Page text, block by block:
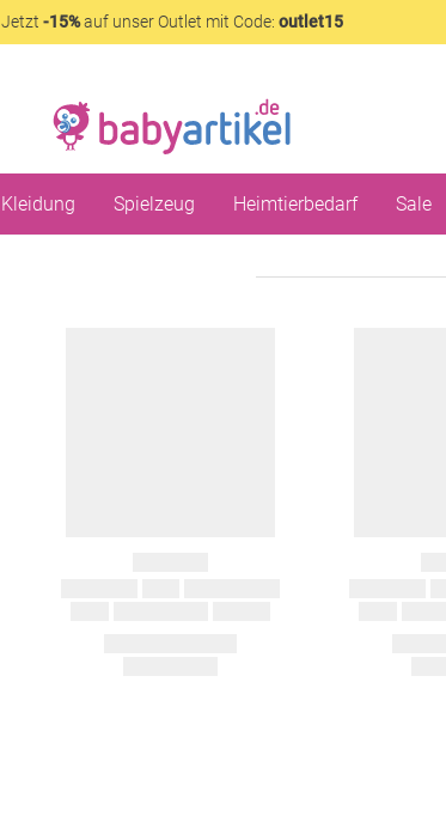
Jetzt -15%auf unser Outlet mit Code: outlet15
Kleidung Spielzeug Heimtierbedarf Sale